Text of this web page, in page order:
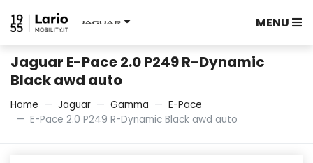
MENU
Jaguar E-Pace 2.0 P249 R-Dynamic
Black awd auto
Home Jaguar Gamma
E-Pace
E-Pace 2.0 P249 R-Dynamic Black awd auto